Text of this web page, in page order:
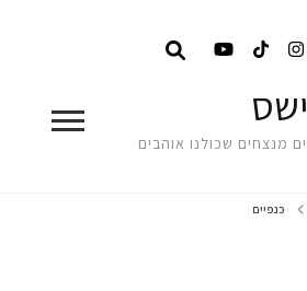
מנצחים שכולנו אוהבים
כנפיים